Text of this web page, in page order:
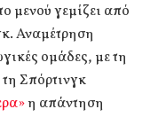
μενού γεμίζει από
Αναμέτρηση
ομάδες, με τη
Σπόρτινγκ
η απάντηση